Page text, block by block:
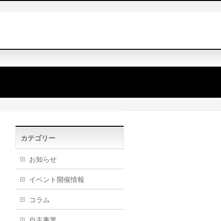
カテゴリー
お知らせ
イベント開催情報
コラム